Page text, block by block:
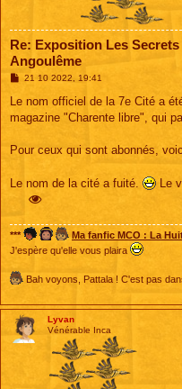
Re: Exposition Les
Angoulême
M
s
a
21 10 2022, 19:41
Le nom officiel de la 7e Cité a
magazine "Charente libre", qui
Pour ceux qui sont abonnés,
Le nom de la cité a fuité. Le
*** Ma fanfic MCO : La
J'espère qu'elle vous plaira
Bah voyons, Pattala ! C'est pas
Lyvan
Vénérable Inca